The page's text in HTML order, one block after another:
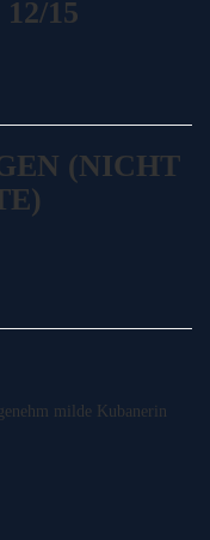
15
(NICHT
milde Kubanerin